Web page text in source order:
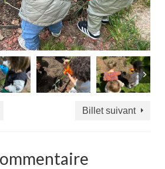
Billet suivant